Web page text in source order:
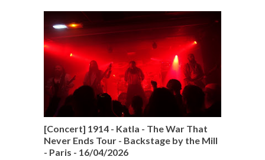
[Concert] 1914 - Katla - The War That
Never Ends Tour - Backstage by the Mill
- Paris - 16/04/2026